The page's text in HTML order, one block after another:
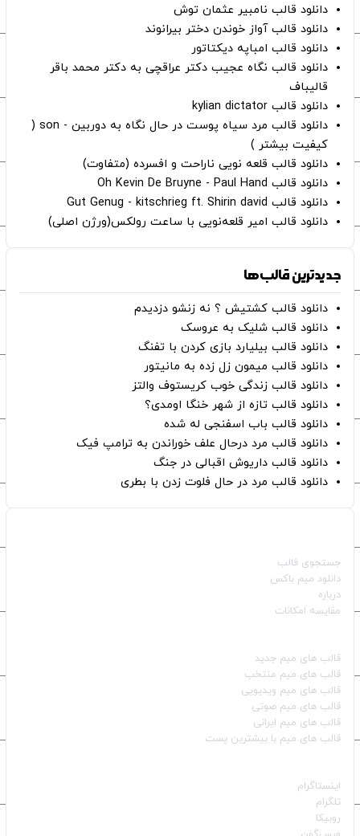
دانلود قالب نامبیر عثمان ‌توش
دانلود قالب آواز خوندن دختر بیرانوند
دانلود قالب امباپه دیکتاتور
دانلود قالب نگاه عجیب دکتر عراقچی به دکتر محمد باقر
قالیباف
دانلود قالب kylian dictator
دانلود قالب مرد سیاه پوست در حال نگاه به دوربین - son (
کیفیت بیشتر )
دانلود قالب قلعه نویی ناراحت و افسرده (متفاوت)
دانلود قالب Oh Kevin De Bruyne - Paul Hand
دانلود قالب Gut Genug - kitschrieg ft. Shirin david
دانلود قالب امیر قلعه‌نویی با ساعت رولکس(ورژن اصلی)
جدیدترین قالب‌ها
دانلود قالب کشتیش ؟ نه زنشو دزدیدم
دانلود قالب شلیک به عروسک
دانلود قالب بیلیارد بازی کردن با تفنگ
دانلود قالب میمون زل زده به مانیتور
دانلود قالب زندگی خوب کریستوف والتز
دانلود قالب تازه از شهر خنگا اومدی؟
دانلود قالب باب اسفنجی له شده
دانلود قالب مرد درحال علف خوراندن به ترامپ فیک
دانلود قالب داریوش اقبالی در جنگ
دانلود قالب مرد در حال فلوت زدن با بطری
جستجوی قالب
دانلود میم باکس
درباره
مقایسه امکانات
قالب‌ های میم جدید
قالب‌ های میم منتخب
قالب‌ های میم ویدیویی
قالب‌ های میم صوتی
قالب‌ های میم ایرانی
قالب‌ های میم با بیشترین پست
اینستاگرام
تلگرام
روبیکا